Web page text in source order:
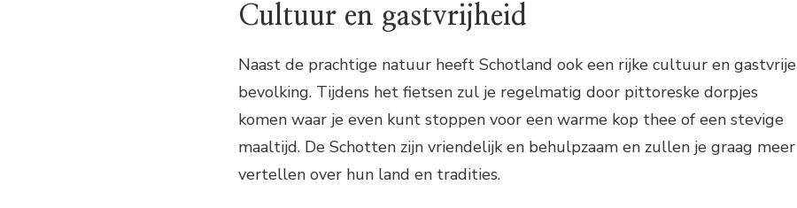
Cultuur en gastvrijheid
Naast de prachtige natuur heeft Schotland ook een rijke cultuur en gastvrije
bevolking. Tijdens het fietsen zul je regelmatig door pittoreske dorpjes
komen waar je even kunt stoppen voor een warme kop thee of een stevige
maaltijd. De Schotten zijn vriendelijk en behulpzaam en zullen je graag meer
vertellen over hun land en tradities.